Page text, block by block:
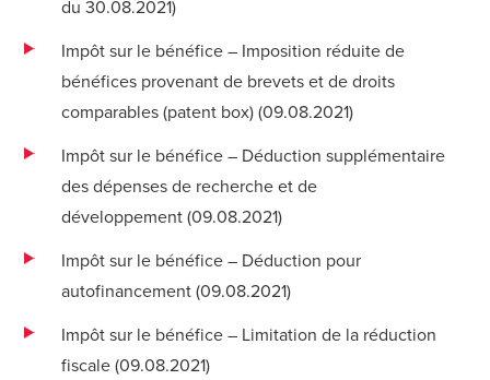
du 30.08.2021)
Impôt sur le bénéfice – Imposition réduite de
bénéfices provenant de brevets et de droits
comparables (patent box) (09.08.2021)
Impôt sur le bénéfice – Déduction supplémentaire
des dépenses de recherche et de
développement (09.08.2021)
Impôt sur le bénéfice – Déduction pour
autofinancement (09.08.2021)
Impôt sur le bénéfice – Limitation de la réduction
fiscale (09.08.2021)